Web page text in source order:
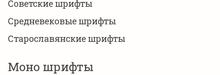
Советские шрифты
Средневековые шрифты
Старославянские шрифты
Моно шрифты